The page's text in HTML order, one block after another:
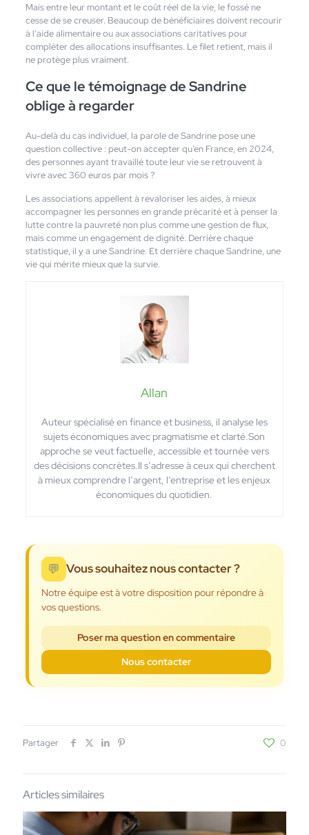
Mais entre leur montant et le coût réel de la vie, le fossé ne
cesse de se creuser. Beaucoup de bénéficiaires doivent recourir
à l’aide alimentaire ou aux associations caritatives pour
compléter des allocations insuffisantes. Le filet retient, mais il
ne protège plus vraiment.
Ce que le témoignage de Sandrine
oblige à regarder
Au-delà du cas individuel, la parole de Sandrine pose une
question collective : peut-on accepter qu’en France, en 2024,
des personnes ayant travaillé toute leur vie se retrouvent à
vivre avec 360 euros par mois ?
Les associations appellent à revaloriser les aides, à mieux
accompagner les personnes en grande précarité et à penser la
lutte contre la pauvreté non plus comme une gestion de flux,
mais comme un engagement de dignité. Derrière chaque
statistique, il y a une Sandrine. Et derrière chaque Sandrine, une
vie qui mérite mieux que la survie.
Allan
Auteur spécialisé en finance et business, il analyse les
sujets économiques avec pragmatisme et clarté.Son
approche se veut factuelle, accessible et tournée vers
des décisions concrètes.Il s’adresse à ceux qui cherchent
à mieux comprendre l’argent, l’entreprise et les enjeux
économiques du quotidien.
💬 Vous souhaitez nous contacter ?
Notre équipe est à votre disposition pour répondre à
vos questions.
Poser ma question en commentaire
Nous contacter
Partager 0
Articles similaires